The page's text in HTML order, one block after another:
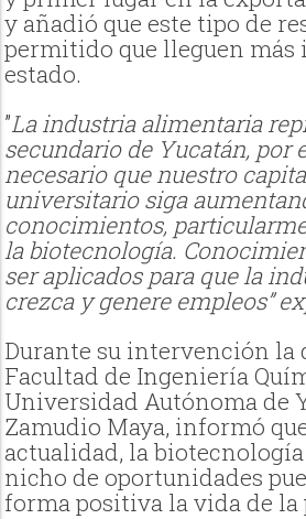
y añadió que este tipo de
permitido que lleguen más
estado.
”La industria alimentaria
secundario de Yucatán, por
necesario que nuestro
universitario siga
conocimientos,
la biotecnología.
ser aplicados para que la
crezca y genere empleos”
Durante su intervención la
Facultad de Ingeniería
Universidad Autónoma de
Zamudio Maya, informó
actualidad, la biotecnología
nicho de oportunidades
forma positiva la vida de la